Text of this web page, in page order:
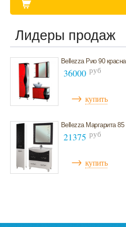
Лидеры продаж
Bellezza Рио 90
36000 руб
→ купить
Bellezza Маргарита 85
21375 руб
→ купить